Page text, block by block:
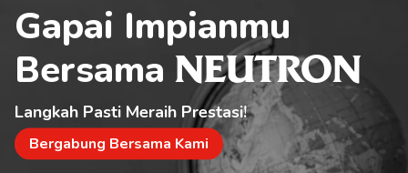
Gapai Impianmu
Bersama NEUTRON
Langkah Pasti Meraih Prestasi!
Bergabung Bersama Kami